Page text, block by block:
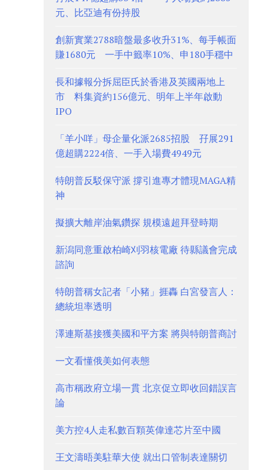
元、比亞迪有份持股
創新實業2788暗盤最多收升31%、每手帳面
賺1680元 一手中籤率10%、申180手穩中
長和據報分拆屈臣氏於香港及英國兩地上
市 料集資約156億元、明年上半年啟動
IPO
「羊小咩」母企量化派2685招股 孖展291
億超購2224倍、一手入場費4949元
特朗普反駁保守派 撐引進專才體現MAGA精
神
擬擴大離岸油氣鑽探 規模遠超拜登時期
新潟同意重啟柏崎刈羽核電廠 待縣議會完成
諮詢
特朗普稱女記者「小豬」捱轟 白宮發言人：
總統坦率透明
澤連斯基接獲美國和平方案 將與特朗普商討
一文看懂俄美如何表態
高市稱政府立場一貫 北京促立即收回錯誤言
論
美方控4人走私數百顆英偉達芯片至中國
王文濤晤美駐華大使 就出口管制表達關切